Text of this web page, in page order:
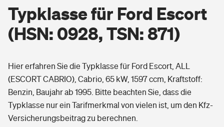
Berufsunfähigkeitsversicherung
Erwerbsunfähigkeitsversicherung
Grundfähigkeitsversicherung
Arbeitsrechtsschutz
Berufshaftpflichtversicherung
Wohnen
Elementarversicherung
Freizeit
Pri­vate Haft­pflicht­
Gesundheit
Typklasse für Ford Escort
(HSN: 0928, TSN: 871)
Hier erfahren Sie die Typklasse für Ford Escort, ALL
(ESCORT CABRIO), Cabrio, 65 kW, 1597 ccm, Kraftstoff:
Benzin, Baujahr ab 1995. Bitte beachten Sie, dass die
Typklasse nur ein Tarifmerkmal von vielen ist, um den Kfz-
Versicherungsbeitrag zu berechnen.